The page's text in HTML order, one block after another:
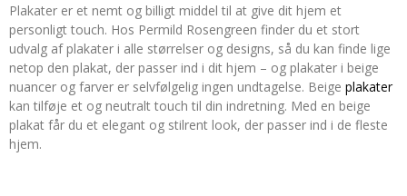
Plakater er et nemt og billigt middel til at give dit hjem et
personligt touch. Hos Permild Rosengreen finder du et stort
udvalg af plakater i alle størrelser og designs, så du kan finde lige
netop den plakat, der passer ind i dit hjem – og plakater i beige
nuancer og farver er selvfølgelig ingen undtagelse. Beige plakater
kan tilføje et og neutralt touch til din indretning. Med en beige
plakat får du et elegant og stilrent look, der passer ind i de fleste
hjem.